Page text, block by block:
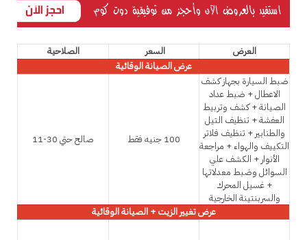
العرض السعر
الصلاحية
عرض الصيانة الوقائية
ضبط السيارة بجهاز كشف
الاعطال + ضبط عداد
الصيانة + كشف وتربيط
العفشة + تنظيف التيل
والطنابير + تنظيف فلاتر
التكييف والهواء + مراجعة
الأنوار + الكشف علي
السوائل وضبط معدلاتها
+ غسيل المحرك
والسربنتينة الخارجية
100 جنيه فقط صالح حتي 30-11
عرض تغيير الزيت + الصيانة الوقائية